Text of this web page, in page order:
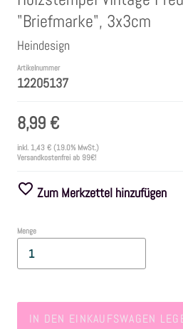
Farben
Zubehör
Frühling/Ostern
Maritim/Sommer
Herbst
Weihnachten
Instagram
"Briefmarke", 3x3cm
Heindesign
Artikelnummer
12205137
8,99 €
inkl. 1,43 € (19.0% MwSt.)
Versandkostenfrei ab 99€!
Zum Merkzettel hinzufügen
Menge
IN DEN EINKAUFSWAGEN